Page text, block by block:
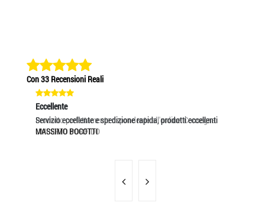
Con 33 Recensioni Reali
Eccellente
Prodotto perfettamente rispondente all'ordine. Consegna
UMBERTO PORFIDO
Eccellente
Servizio eccellente e spedizione rapida, prodotti eccellenti
MASSIMO BOCOTTI